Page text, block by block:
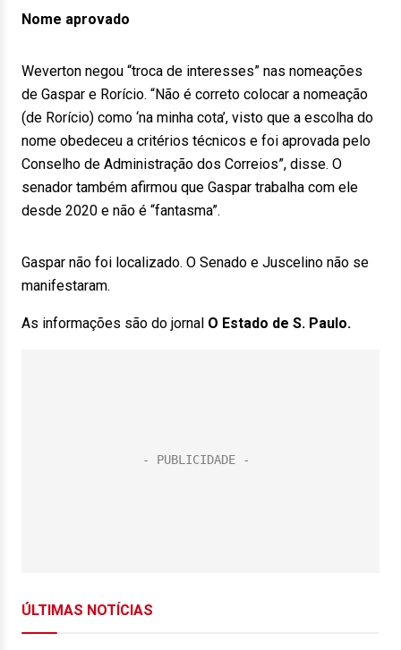
Nome aprovado
Weverton negou “troca de interesses” nas nomeações
de Gaspar e Rorício. “Não é correto colocar a nomeação
(de Rorício) como ‘na minha cota’, visto que a escolha do
nome obedeceu a critérios técnicos e foi aprovada pelo
Conselho de Administração dos Correios”, disse. O
senador também afirmou que Gaspar trabalha com ele
desde 2020 e não é “fantasma”.
Gaspar não foi localizado. O Senado e Juscelino não se
manifestaram.
As informações são do jornal O Estado de S. Paulo.